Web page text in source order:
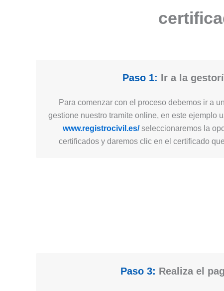
Paso 1: Ir a la
Para comenzar con el proceso debemos ir a
gestione nuestro tramite online, en este ejemplo
www.registrocivil.es/seleccionaremos la
certificados y daremos clic en el certificado
Paso 3: Realiza el